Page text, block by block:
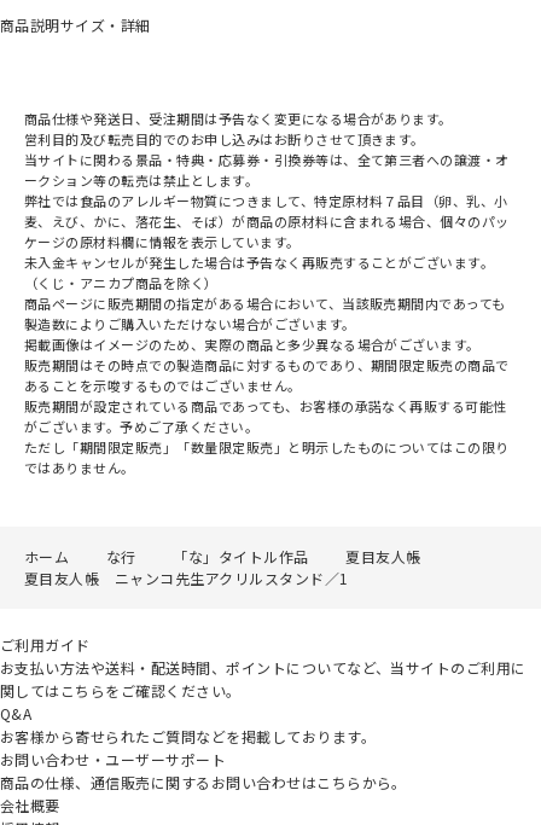
商品説明サイズ・詳細
商品仕様や発送日、受注期間は予告なく変更になる場合があります。
営利目的及び転売目的でのお申し込みはお断りさせて頂きます。
当サイトに関わる景品・特典・応募券・引換券等は、全て第三者への譲渡・オ
ークション等の転売は禁止とします。
弊社では食品のアレルギー物質につきまして、特定原材料７品目（卵、乳、小
麦、えび、かに、落花生、そば）が商品の原材料に含まれる場合、個々のパッ
ケージの原材料欄に情報を表示しています。
未入金キャンセルが発生した場合は予告なく再販売することがございます。
（くじ・アニカプ商品を除く）
商品ページに販売期間の指定がある場合において、当該販売期間内であっても
製造数によりご購入いただけない場合がございます。
掲載画像はイメージのため、実際の商品と多少異なる場合がございます。
販売期間はその時点での製造商品に対するものであり、期間限定販売の商品で
あることを示唆するものではございません。
販売期間が設定されている商品であっても、お客様の承諾なく再販する可能性
がございます。予めご了承ください。
ただし「期間限定販売」「数量限定販売」と明示したものについてはこの限り
ではありません。
ホーム な行 「な」タイトル作品
夏目友人帳
夏目友人帳 ニャンコ先生アクリルスタンド／1
ご利用ガイド
お支払い方法や送料・配送時間、ポイントについてなど、当サイトのご利用に
関してはこちらをご確認ください。
Q&A
お客様から寄せられたご質問などを掲載しております。
お問い合わせ・ユーザーサポート
商品の仕様、通信販売に関するお問い合わせはこちらから。
会社概要